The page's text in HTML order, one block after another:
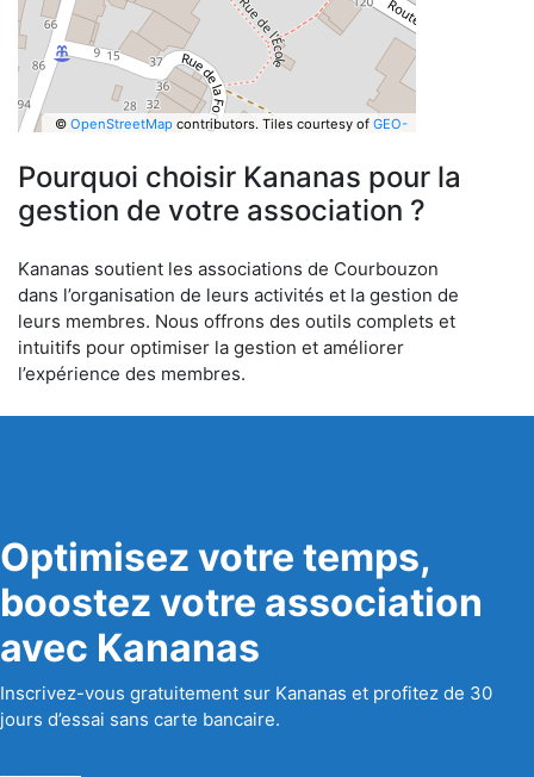
© OpenStreetMapcontributors. Tiles courtesy of GEO-
Pourquoi choisir Kananas pour la
gestion de votre association ?
Kananas soutient les associations de Courbouzon
dans l’organisation de leurs activités et la gestion de
leurs membres. Nous offrons des outils complets et
intuitifs pour optimiser la gestion et améliorer
l’expérience des membres.
Optimisez votre temps,
boostez votre association
avec Kananas
Inscrivez-vous gratuitement sur Kananas et profitez de 30
jours d’essai sans carte bancaire.